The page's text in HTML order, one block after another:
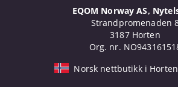
EQOM Norway AS,
Strandpromenaden
3187 Horten
Org. nr.
Norsk nettbutikk i